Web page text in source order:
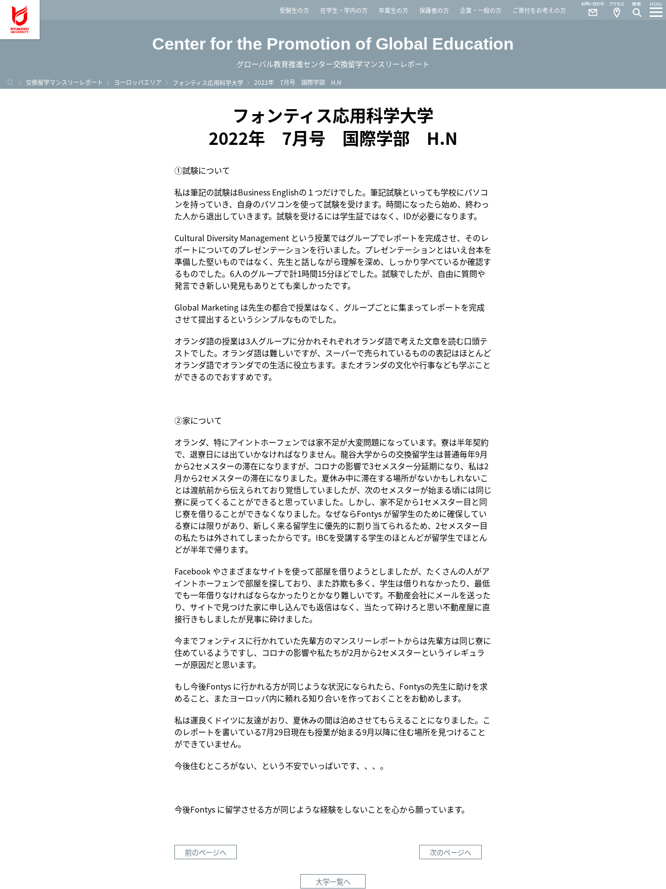
龍谷大学 You, Unlimited受験生の方 在学生・学内の方 卒業生の方 保護者の方 企業・一般の方 ご寄付をお考えの方
MENU
Access
Contact
Center for the Promotion of Global Education
グローバル教育推進センター交換留学マンスリーレポート
ホーム
交換留学マンスリーレポート ヨーロッパエリア フォンティス応用科学大学 2022年 7月号 国際学部 H.N
フォンティス応用科学大学
2022年 7月号 国際学部 H.N
①試験について
私は筆記の試験はBusiness Englishの１つだけでした。筆記試験といっても学校にパソコ
ンを持っていき、自身のパソコンを使って試験を受けます。時間になったら始め、終わっ
た人から退出していきます。試験を受けるには学生証ではなく、IDが必要になります。
Cultural Diversity Management という授業ではグループでレポートを完成させ、そのレ
ポートについてのプレゼンテーションを行いました。プレゼンテーションとはいえ台本を
準備した堅いものではなく、先生と話しながら理解を深め、しっかり学べているか確認す
るものでした。6人のグループで計1時間15分ほどでした。試験でしたが、自由に質問や
発言でき新しい発見もありとても楽しかったです。
Global Marketing は先生の都合で授業はなく、グループごとに集まってレポートを完成
させて提出するというシンプルなものでした。
オランダ語の授業は3人グループに分かれそれぞれオランダ語で考えた文章を読む口頭テ
ストでした。オランダ語は難しいですが、スーパーで売られているものの表記はほとんど
オランダ語でオランダでの生活に役立ちます。またオランダの文化や行事なども学ぶこと
ができるのでおすすめです。
②家について
オランダ、特にアイントホーフェンでは家不足が大変問題になっています。寮は半年契約
で、退寮日には出ていかなければなりません。龍谷大学からの交換留学生は普通毎年9月
から2セメスターの滞在になりますが、コロナの影響で3セメスター分延期になり、私は2
月から2セメスターの滞在になりました。夏休み中に滞在する場所がないかもしれないこ
とは渡航前から伝えられており覚悟していましたが、次のセメスターが始まる頃には同じ
寮に戻ってくることができると思っていました。しかし、家不足から1セメスター目と同
じ寮を借りることができなくなりました。なぜならFontys が留学生のために確保してい
る寮には限りがあり、新しく来る留学生に優先的に割り当てられるため、2セメスター目
の私たちは外されてしまったからです。IBCを受講する学生のほとんどが留学生でほとん
どが半年で帰ります。
Facebook やさまざまなサイトを使って部屋を借りようとしましたが、たくさんの人がア
イントホーフェンで部屋を探しており、また詐欺も多く、学生は借りれなかったり、最低
でも一年借りなければならなかったりとかなり難しいです。不動産会社にメールを送った
り、サイトで見つけた家に申し込んでも返信はなく、当たって砕けろと思い不動産屋に直
接行きもしましたが見事に砕けました。
今までフォンティスに行かれていた先輩方のマンスリーレポートからは先輩方は同じ寮に
住めているようですし、コロナの影響や私たちが2月から2セメスターというイレギュラ
ーが原因だと思います。
もし今後Fontys に行かれる方が同じような状況になられたら、Fontysの先生に助けを求
めること、またヨーロッパ内に頼れる知り合いを作っておくことをお勧めします。
私は運良くドイツに友達がおり、夏休みの間は泊めさせてもらえることになりました。こ
のレポートを書いている7月29日現在も授業が始まる9月以降に住む場所を見つけること
ができていません。
今後住むところがない、という不安でいっぱいです、、、。
今後Fontys に留学させる方が同じような経験をしないことを心から願っています。
前のページへ 次のページへ
大学一覧へ